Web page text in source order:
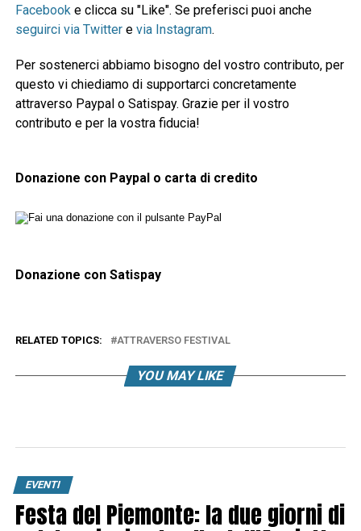
Facebooke clicca su "Like". Se preferisci puoi anche
seguirci via Twittere via Instagram.
Per sostenerci abbiamo bisogno del vostro contributo, per
questo vi chiediamo di supportarci concretamente
attraverso Paypal o Satispay. Grazie per il vostro
contributo e per la vostra fiducia!
Donazione con Paypal o carta di credito
Donazione con Satispay
RELATED TOPICS: ATTRAVERSO FESTIVAL
YOU MAY LIKE
EVENTI
Festa del Piemonte: la due giorni di